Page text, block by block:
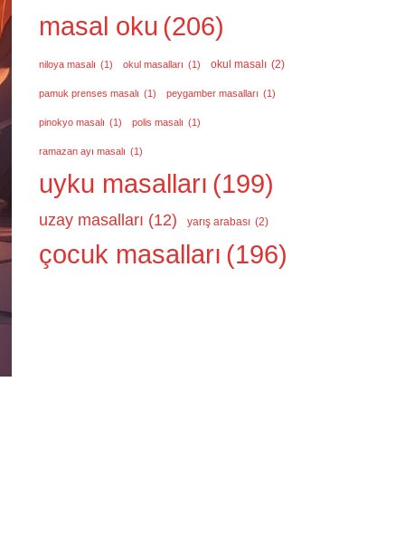
masal oku (206)
niloya masalı (1) okul masalları (1) okul masalı (2)
pamuk prenses masalı (1) peygamber masalları (1)
pinokyo masalı (1) polis masalı (1)
ramazan ayı masalı (1)
uyku masalları (199)
uzay masalları (12) yarış arabası (2)
çocuk masalları (196)